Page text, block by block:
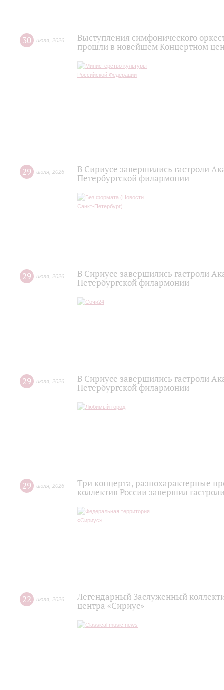
30 июля 2026
Выступления симфонического
прошли в новейшем Концертном
29 июля 2026
В Сириусе завершились гастроли
Петербургской филармонии
29 июля 2026
В Сириусе завершились гастроли
Петербургской филармонии
29 июля 2026
В Сириусе завершились гастроли
Петербургской филармонии
29 июля 2026
Три концерта, разнохарактерные
коллектив России завершил
22 июля 2026
Легендарный Заслуженный
центра «Сириус»